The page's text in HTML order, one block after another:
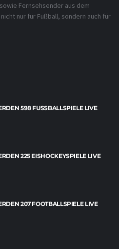
Fernsehsender aus dem
nur für Fußball, sondern auch für
598 FUSSBALLSPIELE LIVE Ü
225 EISHOCKEYSPIELE LIVE
207 FOOTBALLSPIELE LIVE